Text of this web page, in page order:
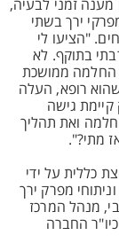
מענה זמני לבעיה,
ירך בשתי
"הציעו לי
בגיל 30, אבל סירבתי בתוקף. לא
החלמה ממושכת
מרים. "עכשיו בגיל 68, בני, שהוא רופא, העלה
גישה
ואת תהליך
מתי?".
כללית על ידי
מפרק ירך
מנהל המרכז
החברה